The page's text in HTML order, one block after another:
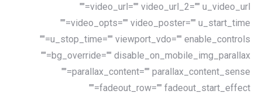
video_url="" video_url_2="" u_video_url=""
video_opts="" video_poster="" u_start_time=""
u_stop_time="" viewport_vdo="" enable_controls=""
bg_override="" disable_on_mobile_img_parallax=""
parallax_content="" parallax_content_sense=""
fadeout_row="" fadeout_start_effect=""